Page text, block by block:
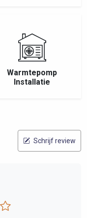
Warmtepomp
Installatie
Schrijf review